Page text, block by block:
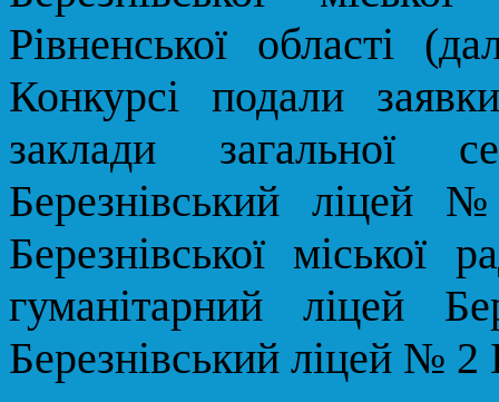
Рівненської області
Конкурсі подали
заклади загальної
Березнівський
Березнівської міської
гуманітарний ліцей
Березнівський ліцей № 2